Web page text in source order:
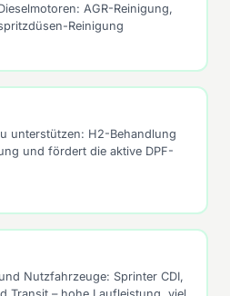
AGR-Reinigung,
Reinigung
unterstützen: H2-Behandlung
und fördert die aktive DPF-
Nutzfahrzeuge: Sprinter CDI,